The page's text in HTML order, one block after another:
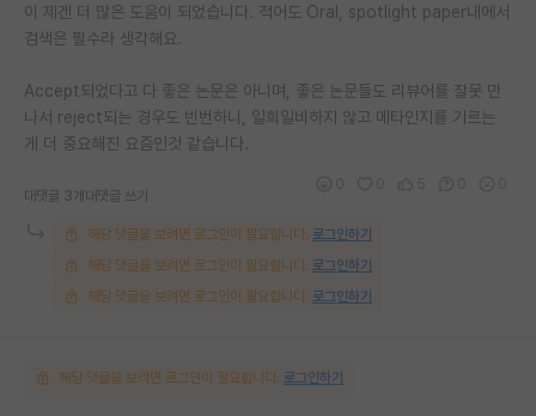
이 제겐 더 많은 도움이 되었습니다. 적어도 Oral, spotlight paper내에서
검색은 필수라 생각해요.
Accept되었다고 다 좋은 논문은 아니며, 좋은 논문들도 리뷰어를 잘못 만
나서 reject되는 경우도 빈번하니, 일희일비하지 않고 메타인지를 기르는
게 더 중요해진 요즘인것 같습니다.
대댓글 3개 대댓글 쓰기
해당 댓글을 보려면 로그인이 필요합니다. 로그인하기
해당 댓글을 보려면 로그인이 필요합니다. 로그인하기
해당 댓글을 보려면 로그인이 필요합니다. 로그인하기
해당 댓글을 보려면 로그인이 필요합니다. 로그인하기